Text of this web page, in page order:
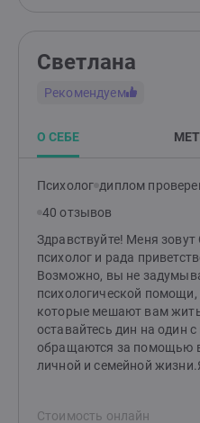
Поддержку без
накопятся. На
как помочь, и решим,
Если готовы тратить 1-2
уже достаточно, чтобы всё
Светлана
Рекомендуем
О СЕБЕ
Психолог диплом
40 отзывов
Здравствуйте! Меня
психолог и рада
Возможно, вы не
психологической
которые мешают вам
оставайтесь дин на один
обращаются за помощью
личной и семейной
обрести уверенность и
Стоимость онлайн